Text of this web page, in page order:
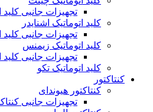
تجهیزات جانبی کلید
کلید اتوماتیک اشنایدر
تجهیزات جانبی کلید
کلید اتوماتیک زیمنس
تجهیزات جانبی
کلید اتوماتیک تکو
کنتاکتور
کنتاکتور هیوندای
تجهیزات جانبی